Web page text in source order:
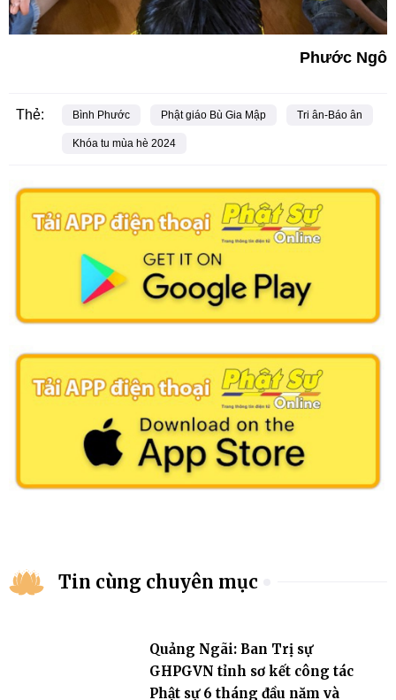
Phước Ngô
Thẻ: Bình Phước Phật giáo Bù Gia Mập Tri ân-Báo ân
Khóa tu mùa hè 2024
Tin cùng chuyên mục
Quảng Ngãi: Ban Trị sự
GHPGVN tỉnh sơ kết công tác
Phật sự 6 tháng đầu năm và